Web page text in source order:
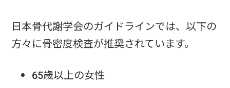
日本骨代謝学会のガイドラインでは、以下の
方々に骨密度検査が推奨されています。
65歳以上の女性